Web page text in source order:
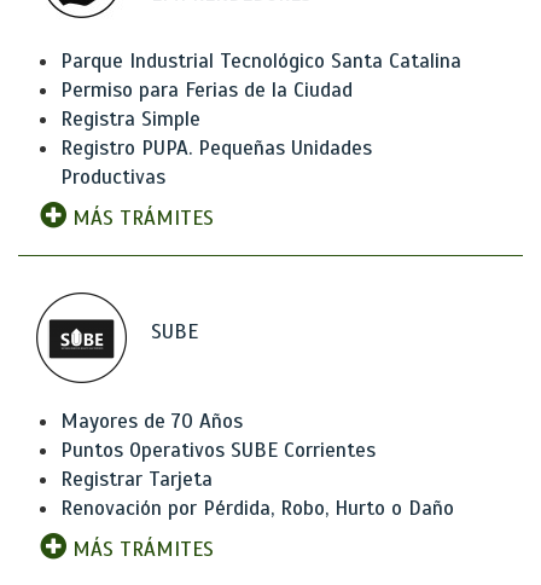
Parque Industrial Tecnológico Santa Catalina
Permiso para Ferias de la Ciudad
Registra Simple
Registro PUPA. Pequeñas Unidades
Productivas
MÁS TRÁMITES
SUBE
Mayores de 70 Años
Puntos Operativos SUBE Corrientes
Registrar Tarjeta
Renovación por Pérdida, Robo, Hurto o Daño
MÁS TRÁMITES